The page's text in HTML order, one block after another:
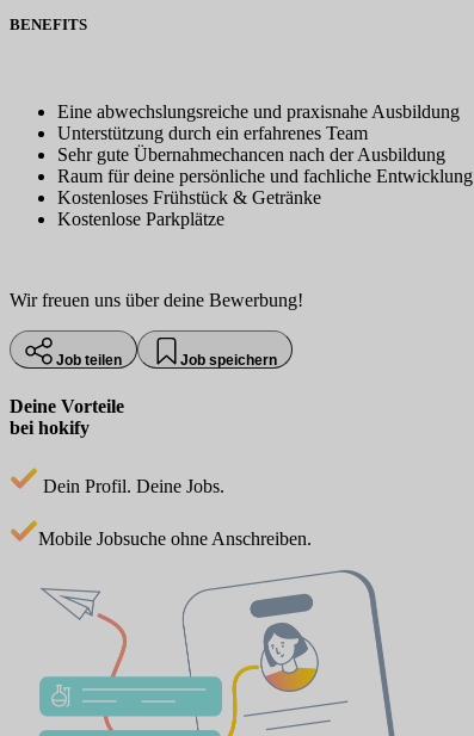
BENEFITS
Eine abwechslungsreiche und praxisnahe Ausbildung
Unterstützung durch ein erfahrenes Team
Sehr gute Übernahmechancen nach der Ausbildung
Raum für deine persönliche und fachliche Entwicklung
Kostenloses Frühstück & Getränke
Kostenlose Parkplätze
Wir freuen uns über deine Bewerbung!
Job teilen Job speichern
Deine Vorteile
bei hokify
Dein Profil. Deine Jobs.
Mobile Jobsuche ohne Anschreiben.